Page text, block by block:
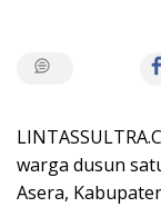
warga dusun
Asera,